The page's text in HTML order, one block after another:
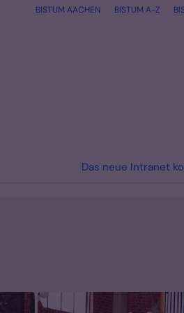
BISTUM AACHEN BISTUM A-Z
Das neue Intranet